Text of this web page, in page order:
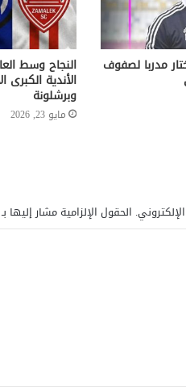
مدربا لصفوف النجاح وسط
الأندية الكبرى
وبرشلونة
مايو 23, 2026
الحقول الإلزامية مشار إليها بـ